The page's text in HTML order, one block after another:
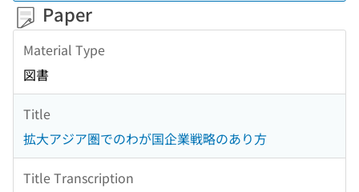
Paper
Material Type
図書
Title
拡大アジア圏でのわが国企業戦略のあり方
Title Transcription